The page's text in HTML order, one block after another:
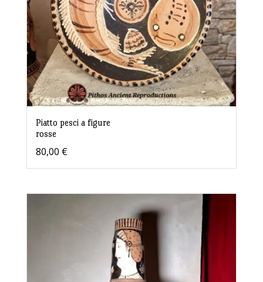
Piatto pesci a figure
rosse
80,00 €